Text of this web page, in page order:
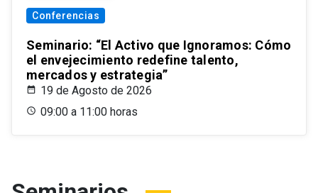
Conferencias
Seminario: “El Activo que Ignoramos: Cómo
el envejecimiento redefine talento,
mercados y estrategia”
19 de Agosto de 2026
09:00 a 11:00 horas